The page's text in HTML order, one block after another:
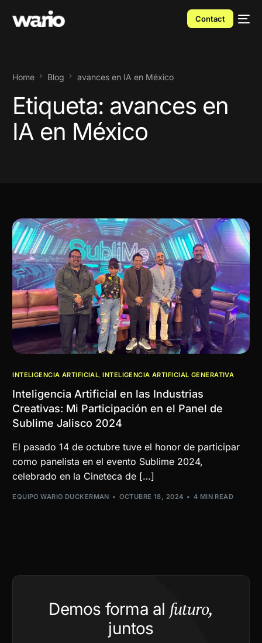
Contact
Home Blog avances en IA en México
Etiqueta: avances en
IA en México
INTELIGENCIA ARTIFICIAL,INTELIGENCIA ARTIFICIAL GENERATIVA
Inteligencia Artificial en las Industrias
Creativas: Mi Participación en el Panel de
Sublime Jalisco 2024
El pasado 14 de octubre tuve el honor de participar
como panelista en el evento Sublime 2024,
celebrado en la Cineteca de […]
EQUIPO WARIO DUCKERMAN OCTUBRE 18, 2024 4 MIN READ
Demos forma al futuro,
juntos